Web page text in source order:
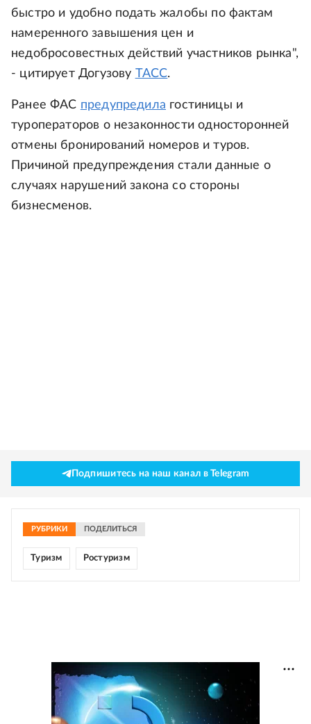
быстро и удобно подать жалобы по фактам
намеренного завышения цен и
недобросовестных действий участников рынка",
- цитирует Догузову ТАСС.
Ранее ФАС предупредила гостиницы и
туроператоров о незаконности односторонней
отмены бронирований номеров и туров.
Причиной предупреждения стали данные о
случаях нарушений закона со стороны
бизнесменов.
Подпишитесь на наш канал в Telegram
РУБРИКИ ПОДЕЛИТЬСЯ
Туризм Ростуризм